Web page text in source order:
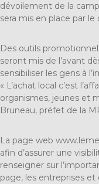
dévoilement de la
sera mis en place par
Des outils
seront mis de l’avant
sensibiliser les gens à
« L’achat local c’est
organismes, jeunes et
Bruneau, préfet de la
La page web
afin d’assurer une
renseigner sur
page, les entreprises